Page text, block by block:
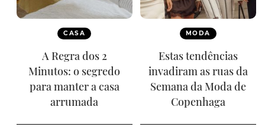
CASA
A Regra dos 2
Minutos: o segredo
para manter a casa
arrumada
MODA
Estas tendências
invadiram as ruas da
Semana da Moda de
Copenhaga